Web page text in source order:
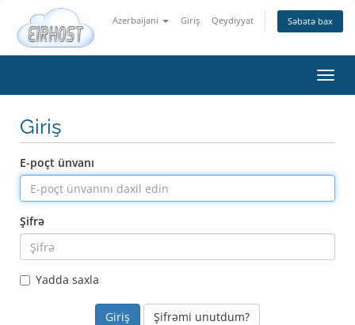
Azerbaijani Giriş Qeydiyyat Səbətə bax
keçid
Giriş
E-poçt ünvanı
Şifrə
Yadda saxla
Şifrəmi unutdum?